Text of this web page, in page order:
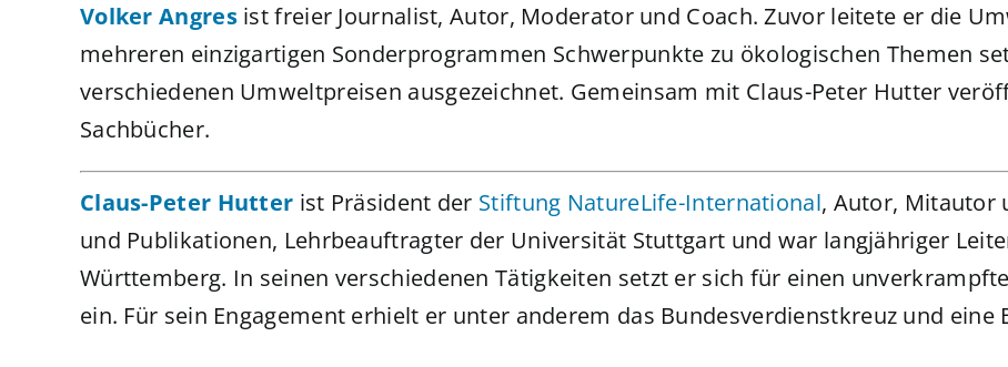
Volker Angres ist freier Journalist, Autor, Moderator und Coach. Zuvor leitete er die
mehreren einzigartigen Sonderprogrammen Schwerpunkte zu ökologischen Themen
verschiedenen Umweltpreisen ausgezeichnet. Gemeinsam mit Claus-Peter Hutter
Sachbücher.
Claus-Peter Hutter ist Präsident der Stiftung NatureLife-International, Autor, Mitautor
und Publikationen, Lehrbeauftragter der Universität Stuttgart und war langjähriger
Württemberg. In seinen verschiedenen Tätigkeiten setzt er sich für einen
ein. Für sein Engagement erhielt er unter anderem das Bundesverdienstkreuz und eine